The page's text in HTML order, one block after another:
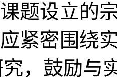
题设立的
紧密围绕
，鼓励与